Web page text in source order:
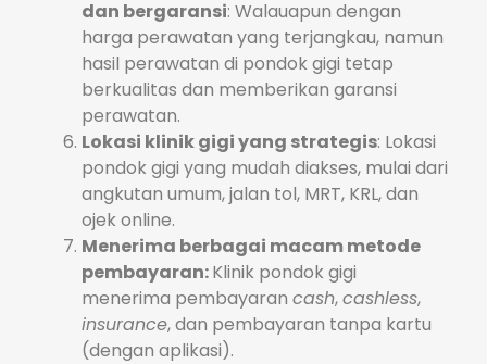
dan bergaransi: Walauapun dengan
harga perawatan yang terjangkau, namun
hasil perawatan di pondok gigi tetap
berkualitas dan memberikan garansi
perawatan.
Lokasi klinik gigi yang strategis: Lokasi
pondok gigi yang mudah diakses, mulai dari
angkutan umum, jalan tol, MRT, KRL, dan
ojek online.
Menerima berbagai macam metode
pembayaran:Klinik pondok gigi
menerima pembayaran cash,cashless,
insurance, dan pembayaran tanpa kartu
(dengan aplikasi).